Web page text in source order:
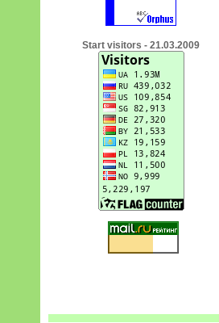
Start visitors - 21.03.2009